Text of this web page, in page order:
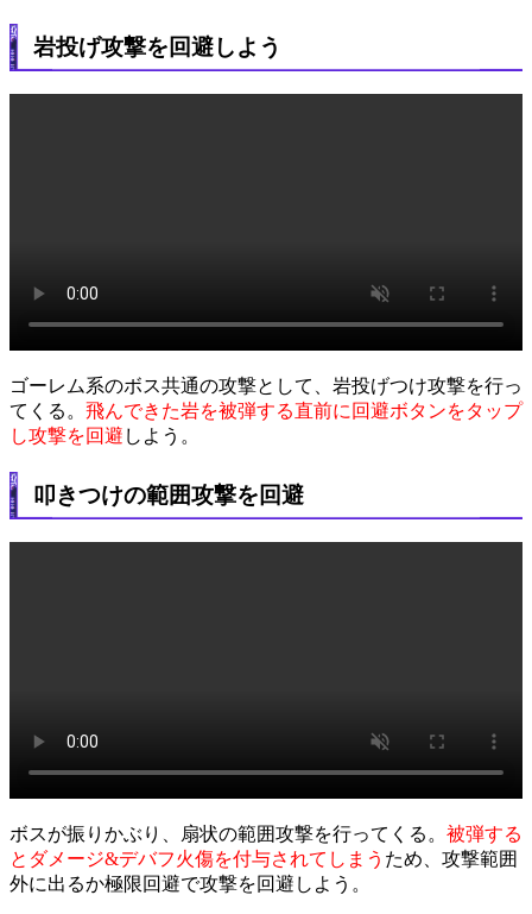
岩投げ攻撃を回避しよう
ゴーレム系のボス共通の攻撃として、岩投げつけ攻撃を行っ
てくる。 飛んできた岩を被弾する直前に回避ボタンをタップ
し攻撃を回避 しよう。
叩きつけの範囲攻撃を回避
ボスが振りかぶり、扇状の範囲攻撃を行ってくる。 被弾する
とダメージ&デバフ火傷を付与されてしまう ため、攻撃範囲
外に出るか極限回避で攻撃を回避しよう。